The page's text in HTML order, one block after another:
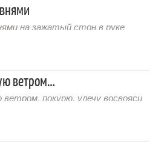
на зажатый стон в руке
ветром…
покурю, улечу восвояси